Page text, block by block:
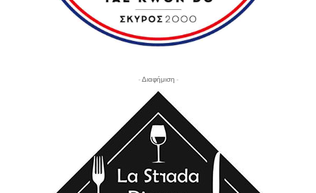
- Διαφήμιση -